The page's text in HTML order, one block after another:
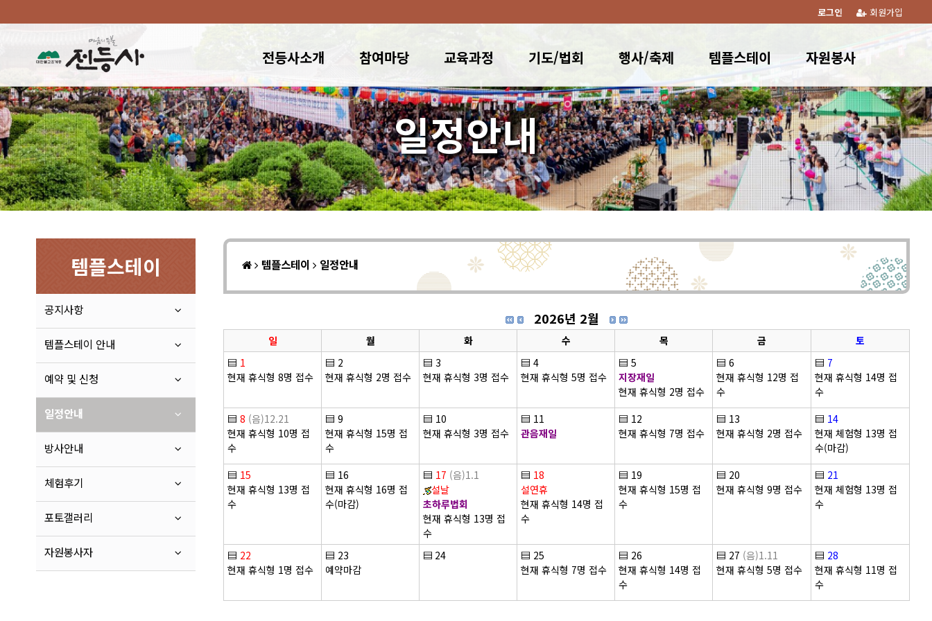
회원가입
로그인
전등사소개 참여마당 교육과정 기도/법회 행사/축제 템플스테이 자원봉사
일정안내
템플스테이
공지사항
템플스테이 안내
예약 및 신청
일정안내
방사안내
체험후기
포토갤러리
자원봉사자
템플스테이 일정안내
2026년 2월
일 월 화 수 목 금
토
▤ 1
현재 휴식형 8명 접수
▤ 2
현재 휴식형 2명 접수
▤ 3
현재 휴식형 3명 접수
▤ 4
현재 휴식형 5명 접수
▤ 5
지장재일
현재 휴식형 2명 접수
▤ 6
현재 휴식형 12명 접
수
▤ 7
현재 휴식형 14명 접
수
▤ 8 (음)12.21
현재 휴식형 10명 접
수
▤ 9
현재 휴식형 15명 접
수
▤ 10
현재 휴식형 3명 접수
▤ 11
관음재일
▤ 12
현재 휴식형 7명 접수
▤ 13
현재 휴식형 2명 접수
▤ 14
현재 체험형 13명 접
수(마감)
▤ 15
현재 휴식형 13명 접
수
▤ 16
현재 휴식형 16명 접
수(마감)
▤ 17 (음)1.1
설날
초하루법회
현재 휴식형 13명 접
수
▤ 18
설연휴
현재 휴식형 14명 접
수
▤ 19
현재 휴식형 15명 접
수
▤ 20
현재 휴식형 9명 접수
▤ 21
현재 체험형 13명 접
수
▤ 22
현재 휴식형 1명 접수
▤ 23
예약마감
▤ 24 ▤ 25
현재 휴식형 7명 접수
▤ 26
현재 휴식형 14명 접
수
▤ 27 (음)1.11
현재 휴식형 5명 접수
▤ 28
현재 휴식형 11명 접
수